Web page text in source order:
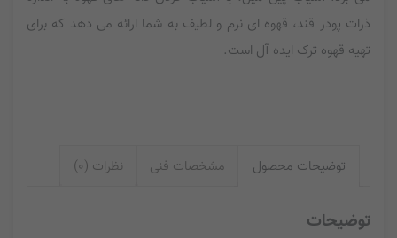
ذرات پودر قند، قهوه ای نرم و لطیف به شما ارائه می دهد که برای
تهیه قهوه ترک ایده آل است.
توضیحات محصول مشخصات فنی نظرات (0)
توضیحات